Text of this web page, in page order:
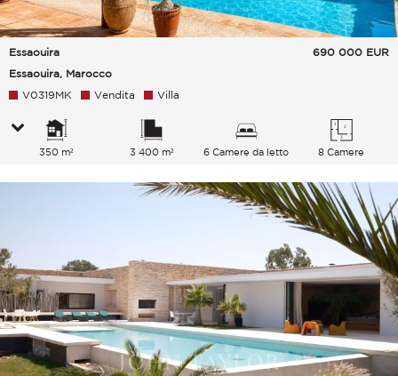
Essaouira
Essaouira, Marocco
690 000 EUR
V0319MK Vendita Villa
350 m² 3 400 m² 6 Camere da letto 8 Camere